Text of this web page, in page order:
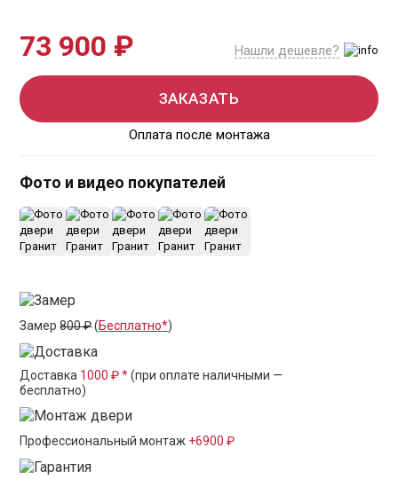
73 900 ₽ Нашли дешевле?
ЗАКАЗАТЬ
Оплата после монтажа
Фото и видео покупателей
Замер800 ₽(Бесплатно*)
Доставка 1000 ₽ *(при оплате наличными —
бесплатно)
Профессиональный монтаж +6900 ₽